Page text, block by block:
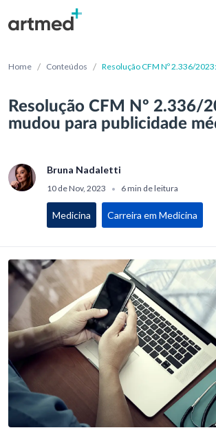
Home / Conteúdos / Resolução CFM Nº 2.336/
Resolução CFM Nº 2.336/
mudou para publicidade
Bruna Nadaletti
10 de Nov, 2023 • 6 min de leitura
Medicina Carreira em Medicina